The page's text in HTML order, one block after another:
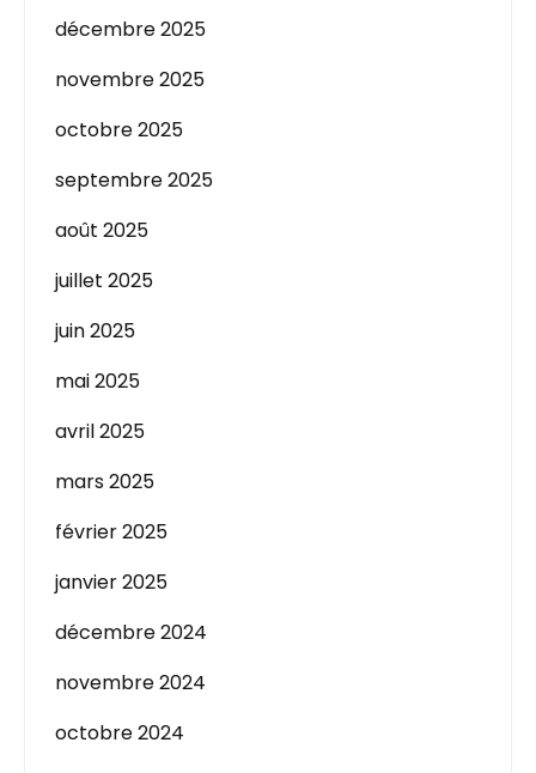
décembre 2025
novembre 2025
octobre 2025
septembre 2025
août 2025
juillet 2025
juin 2025
mai 2025
avril 2025
mars 2025
février 2025
janvier 2025
décembre 2024
novembre 2024
octobre 2024